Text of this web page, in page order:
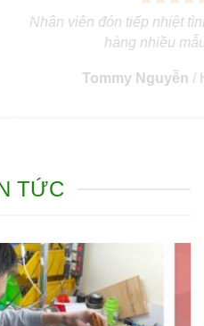
tình ngay từ cửa, cửa
Hải Phòng
TỨC